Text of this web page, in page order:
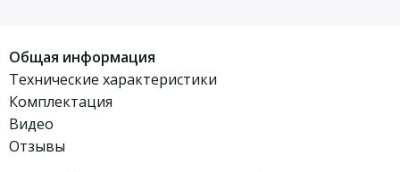
Общая информация
Технические характеристики
Комплектация
Видео
Отзывы